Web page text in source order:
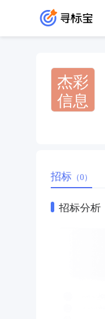
杰彩
信息
招标 （0）
招标分析